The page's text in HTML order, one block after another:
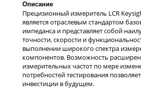
Описание
Прецизионный измеритель LCR
является отраслевым стандартом
импеданса и представляет собой
точности, скорости и
выполнении широкого спектра
компонентов. Возможность
измерительных частот по мере
потребностей тестирования
инвестиции в будущем.